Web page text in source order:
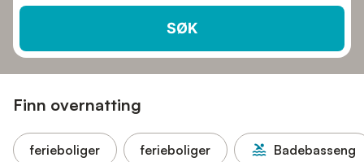
SØK
Finn overnatting
ferieboliger ferieboliger Badebasseng